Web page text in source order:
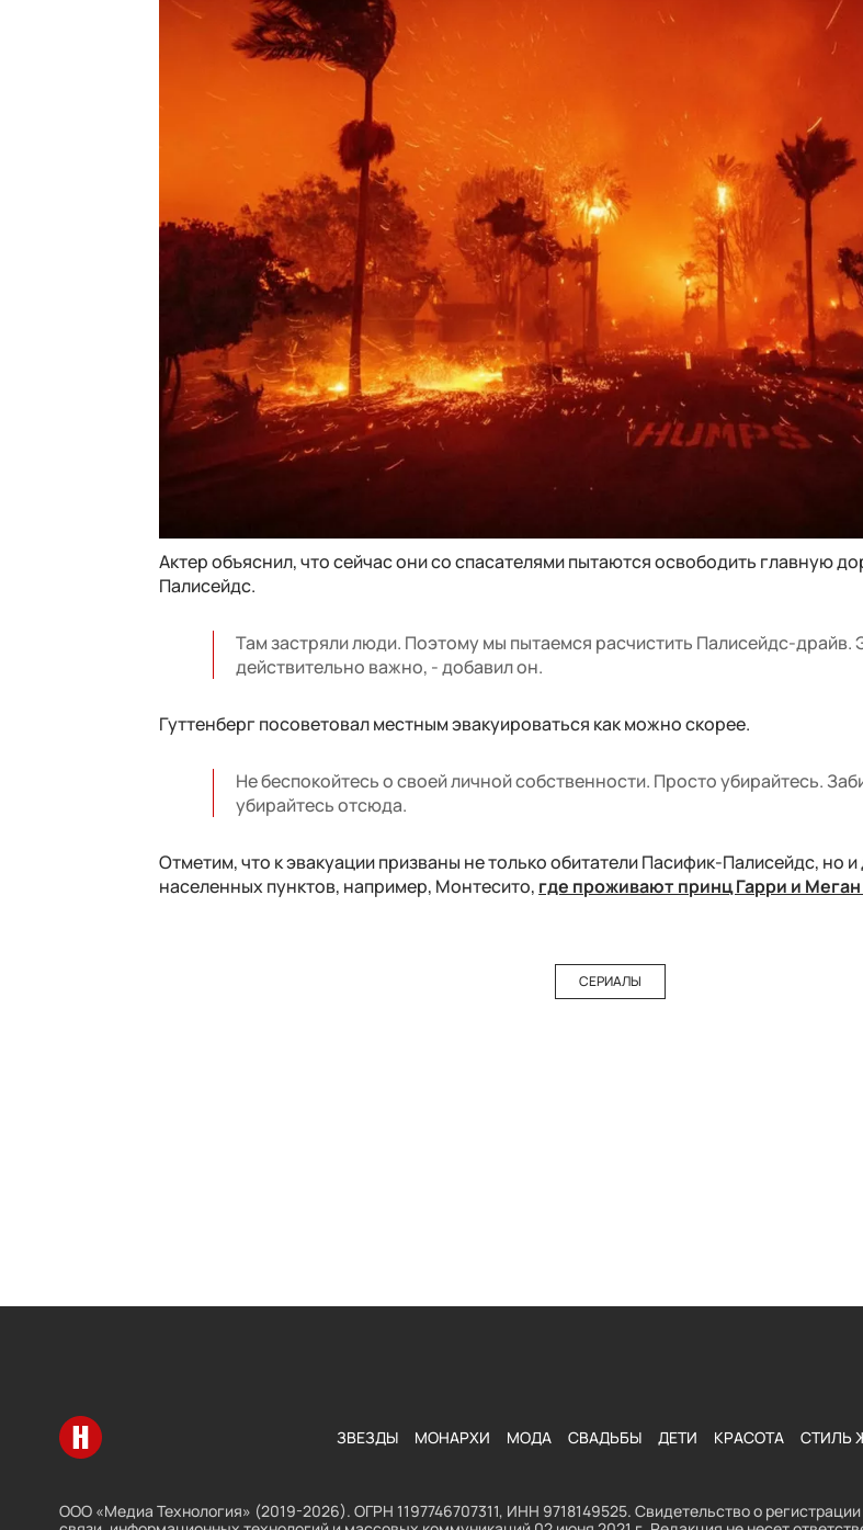
Актер объяснил, что сейчас они со спасателями пытаются освободить главную
Палисейдс.
Там застряли люди. Поэтому мы пытаемся расчистить Палисейдс-драйв.
действительно важно, - добавил он.
Гуттенберг посоветовал местным эвакуироваться как можно скорее.
Не беспокойтесь о своей личной собственности. Просто убирайтесь.
убирайтесь отсюда.
Отметим, что к эвакуации призваны не только обитатели Пасифик-Палисейдс, но
населенных пунктов, например, Монтесито, где проживают принц Гарри и
СЕРИАЛЫ
Перейти на главную ЗВЕЗДЫ МОНАРХИ МОДА СВАДЬБЫ ДЕТИ КРАСОТА СТИЛЬ
ООО «Медиа Технология» (2019-2026). ОГРН 1197746707311, ИНН 9718149525. Свидетельство о